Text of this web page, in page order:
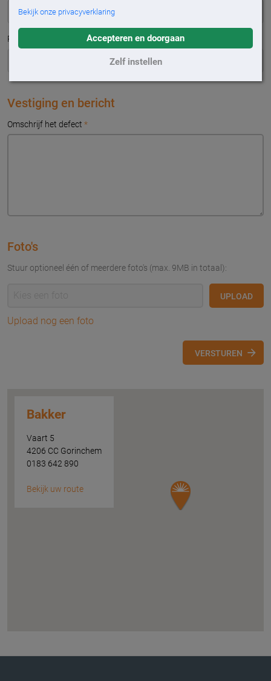
Bekijk onze privacyverklaring
Accepteren en doorgaan
Zelf instellen
Plaats
Vestiging en bericht
Omschrijf het defect *
Foto's
Stuur optioneel één of meerdere foto's (max. 9MB in totaal):
UPLOAD
Upload nog een foto
VERSTUREN
Bakker
Vaart 5
4206 CC Gorinchem
0183 642 890
Bekijk uw route